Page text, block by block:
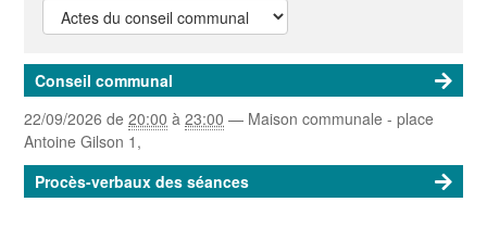
Conseil communal
22/09/2026 de20:00 à23:00 — Maison communale - place
Antoine Gilson 1 ,
Procès-verbaux des séances